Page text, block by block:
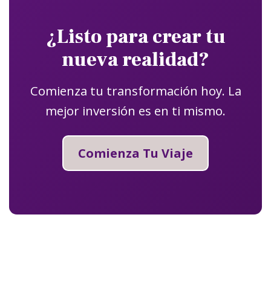
¿Listo para crear tu
nueva realidad?
Comienza tu transformación hoy. La
mejor inversión es en ti mismo.
Comienza Tu Viaje